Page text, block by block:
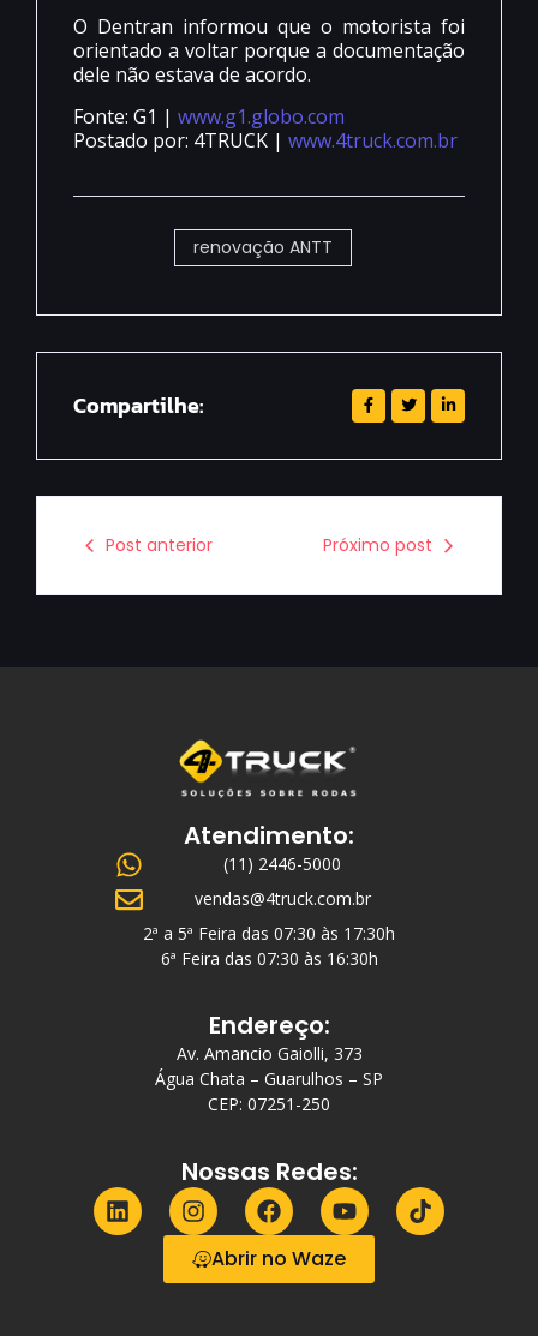
O Dentran informou que o motorista foi
orientado a voltar porque a documentação
dele não estava de acordo.
Fonte: G1 | www.g1.globo.com
Postado por: 4TRUCK | www.4truck.com.br
renovação ANTT
Compartilhe:
Post anterior Próximo post
Atendimento:
(11) 2446-5000
vendas@4truck.com.br
2ª a 5ª Feira das 07:30 às 17:30h
6ª Feira das 07:30 às 16:30h
Endereço:
Av. Amancio Gaiolli, 373
Água Chata – Guarulhos – SP
CEP: 07251-250
Nossas Redes:
Abrir no Waze